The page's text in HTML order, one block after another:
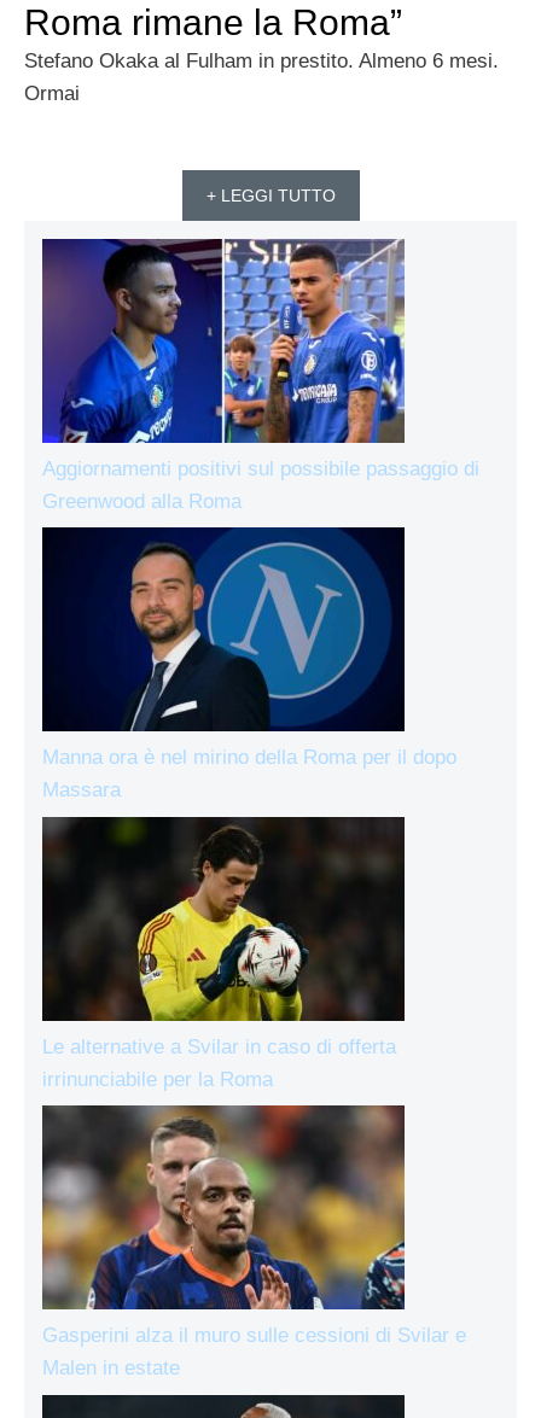
Roma rimane la Roma”
Stefano Okaka al Fulham in prestito. Almeno 6 mesi.
Ormai
+ LEGGI TUTTO
Aggiornamenti positivi sul possibile passaggio di
Greenwood alla Roma
Manna ora è nel mirino della Roma per il dopo
Massara
Le alternative a Svilar in caso di offerta
irrinunciabile per la Roma
Gasperini alza il muro sulle cessioni di Svilar e
Malen in estate